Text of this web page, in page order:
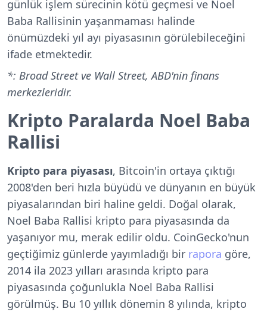
günlük işlem sürecinin kötü geçmesi ve Noel
Baba Rallisinin yaşanmaması halinde
önümüzdeki yıl ayı piyasasının görülebileceğini
ifade etmektedir.
*: Broad Street ve Wall Street, ABD'nin finans
merkezleridir.
Kripto Paralarda Noel Baba
Rallisi
Kripto para piyasası, Bitcoin'in ortaya çıktığı
2008'den beri hızla büyüdü ve dünyanın en büyük
piyasalarından biri haline geldi. Doğal olarak,
Noel Baba Rallisi kripto para piyasasında da
yaşanıyor mu, merak edilir oldu. CoinGecko'nun
geçtiğimiz günlerde yayımladığı bir rapora göre,
2014 ila 2023 yılları arasında kripto para
piyasasında çoğunlukla Noel Baba Rallisi
görülmüş. Bu 10 yıllık dönemin 8 yılında, kripto